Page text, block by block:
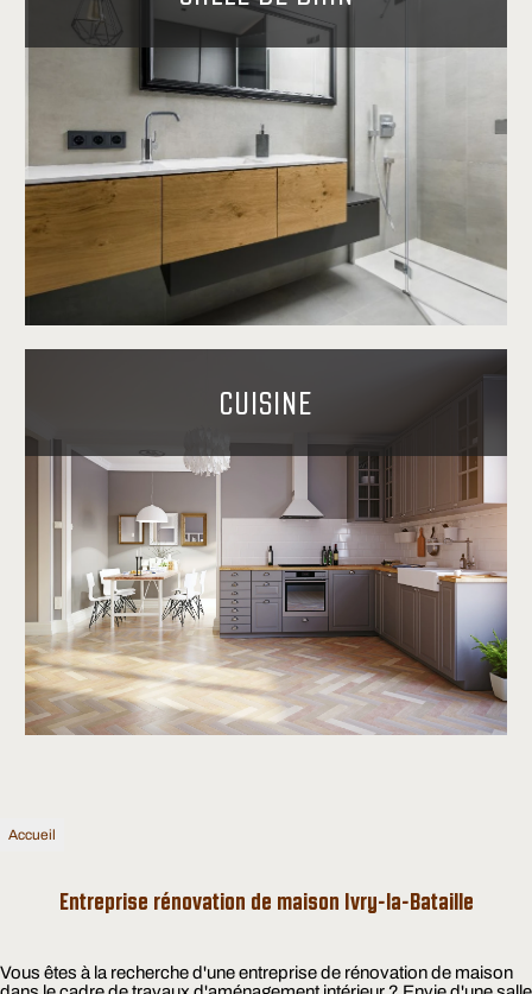
CUISINE
Accueil
Entreprise rénovation de maison Ivry-la-Bataille
Vous êtes à la recherche d'une entreprise de rénovation de maison